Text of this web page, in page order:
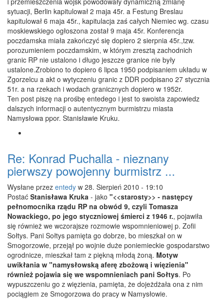
sytuacji, Berlin kapitulował 2 maja 45r. a Festung Breslau
kapitulował 6 maja 45r., kapitulacja zaś całych Niemiec wg. czasu
moskiewskiego ogłoszona został 9 maja 45r. Konferencja
poczdamska miała zakończyć się dopiero 2 sierpnia 45r.,tzw.
porozumieniem poczdamskim, w którym zresztą zachodnich
granic RP nie ustalono i długo jeszcze granice nie były
ustalone.Zrobiono to dopiero 6 lipca 1950 podpisaniem układu w
Zgorzelcu a akt o wytyczeniu granic z DDR podpisano 27 stycznia
51r. a na rzekach i wodach granicznych dopiero w 1952r.
Ten post piszę na prośbę entedego i jest to swoista zapowiedz
dalszych informacji o autentycznym burmistrzu miasta
Namysłowa ppor. Stanisławie Kruku.
Re: Konrad Puchalla - nieznany
pierwszy powojenny burmistrz ...
Wysłane przez entedy w 28. Sierpień 2010 - 19:10
Postać Stanisława Kruka - jako "<<starosty>> - następcy
pełnomocnika rządu RP na obwód 9, czyli Tomasza
Nowackiego, po jego styczniowej śmierci z 1946 r., pojawiła
się również we wczorajsze rozmowie wspomnieniowej p. Zofii
Sołtys. Pani Sołtys pamięta go dobrze, bo mieszkał on w
Smogorzowie, przejął po wojnie duże poniemieckie gospodarstwo
ogrodnicze, mieszkał tam z piękną młodą żoną. Motyw
uwikłania w "namysłowską aferę zbożową i więzienia"
również pojawia się we wspomnieniach pani Sołtys. Po
wypuszczeniu go z więzienia, pamięta, że dojeżdżała ona z nim
pociągiem ze Smogorzowa do pracy w Namysłowie.